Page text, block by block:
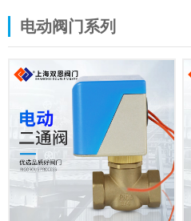
电动阀门系列